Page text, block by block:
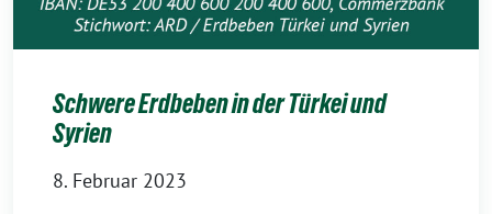
Schwere Erdbeben in der Türkei und
Syrien
8. Februar 2023